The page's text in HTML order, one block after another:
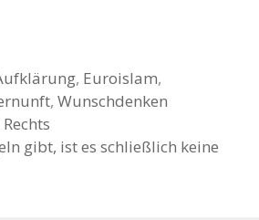
, Euroislam,
, Wunschdenken
gibt, ist es schließlich keine